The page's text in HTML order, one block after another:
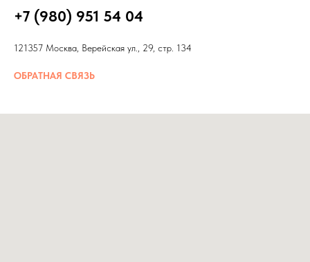
+7 (980) 951 54 04
121357 Москва, Верейская ул., 29, стр. 134
ОБРАТНАЯ СВЯЗЬ